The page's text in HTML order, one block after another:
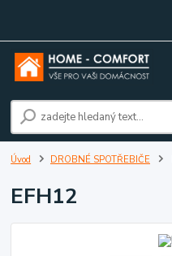
Úvod DROBNÉ SPOTŘEBIČE
EFH12